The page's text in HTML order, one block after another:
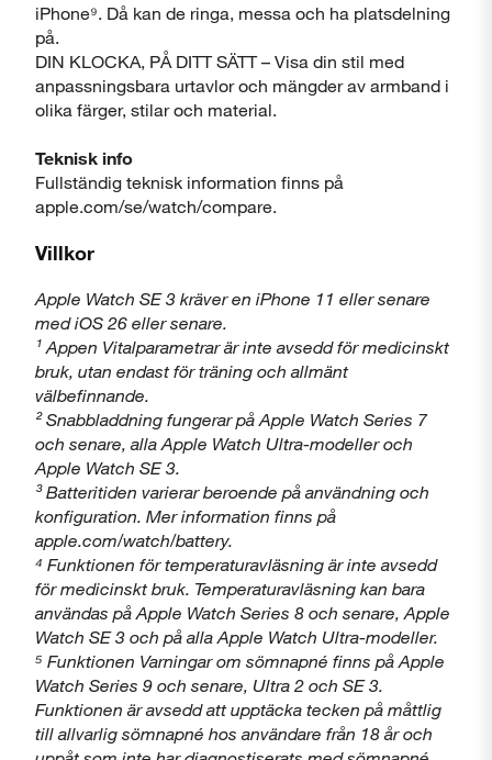
iPhone⁹. Då kan de ringa, messa och ha platsdelning
på.
DIN KLOCKA, PÅ DITT SÄTT – Visa din stil med
anpassningsbara urtavlor och mängder av armband i
olika färger, stilar och material.
Teknisk info
Fullständig teknisk information finns på
apple.com/se/watch/compare.
Villkor
Apple Watch SE 3 kräver en iPhone 11 eller senare
med iOS 26 eller senare.
¹ Appen Vitalparametrar är inte avsedd för medicinskt
bruk, utan endast för träning och allmänt
välbefinnande.
² Snabbladdning fungerar på Apple Watch Series 7
och senare, alla Apple Watch Ultra-modeller och
Apple Watch SE 3.
³ Batteritiden varierar beroende på användning och
konfiguration. Mer information finns på
apple.com/watch/battery.
⁴ Funktionen för temperaturavläsning är inte avsedd
för medicinskt bruk. Temperaturavläsning kan bara
användas på Apple Watch Series 8 och senare, Apple
Watch SE 3 och på alla Apple Watch Ultra-modeller.
⁵ Funktionen Varningar om sömnapné finns på Apple
Watch Series 9 och senare, Ultra 2 och SE 3.
Funktionen är avsedd att upptäcka tecken på måttlig
till allvarlig sömnapné hos användare från 18 år och